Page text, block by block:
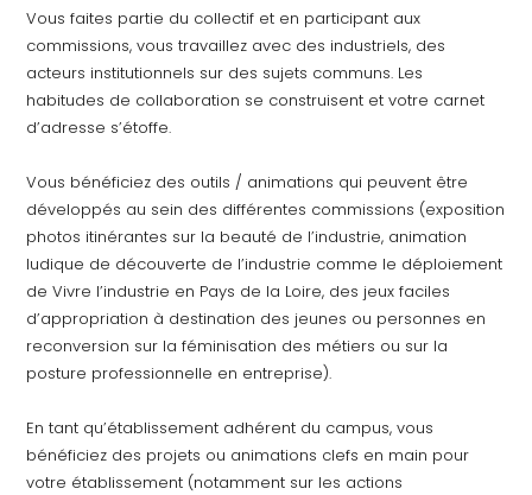
Vous faites partie du collectif et en participant aux
commissions, vous travaillez avec des industriels, des
acteurs institutionnels sur des sujets communs. Les
habitudes de collaboration se construisent et votre carnet
d’adresse s’étoffe.
Vous bénéficiez des outils / animations qui peuvent être
développés au sein des différentes commissions (exposition
photos itinérantes sur la beauté de l’industrie, animation
ludique de découverte de l’industrie comme le déploiement
de Vivre l’industrie en Pays de la Loire, des jeux faciles
d’appropriation à destination des jeunes ou personnes en
reconversion sur la féminisation des métiers ou sur la
posture professionnelle en entreprise).
En tant qu’établissement adhérent du campus, vous
bénéficiez des projets ou animations clefs en main pour
votre établissement (notamment sur les actions